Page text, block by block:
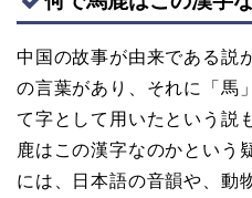
中国の故事が由来である説
の言葉があり、それに「馬
て字として用いたという説
鹿はこの漢字なのかという
には、日本語の音韻や、動